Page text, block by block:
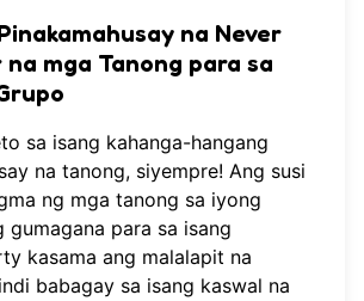
na Never
na mga Tanong para sa
sa isang kahanga-hangang
na tanong, siyempre! Ang susi
ng mga tanong sa iyong
gumagana para sa isang
kasama ang malalapit na
babagay sa isang kaswal na